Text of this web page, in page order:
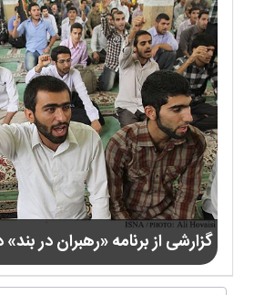
گزارشی از برنامه «رهبران در بند»